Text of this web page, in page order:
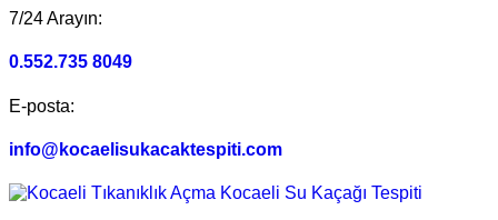
7/24 Arayın:
0.552.735 8049
E-posta:
info@kocaelisukacaktespiti.com